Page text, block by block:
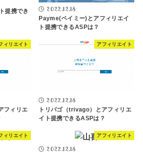
提携でき
2022.12.18
Payme(ペイミー)とアフィリエイ
ト提携できるASPは？
ィリエイト
フィリエ
アフィリエイト
2022.12.18
トリバゴ（trivago）とアフィリエ
イト提携できるASPは？
ィリエイト アフィリエイト
2022.12.18